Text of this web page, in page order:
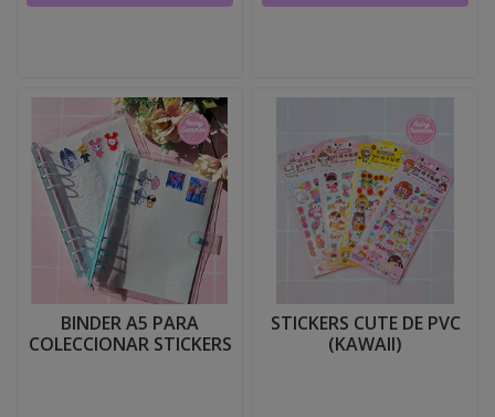
BINDER A5 PARA
COLECCIONAR STICKERS
STICKERS CUTE DE PVC
(KAWAII)